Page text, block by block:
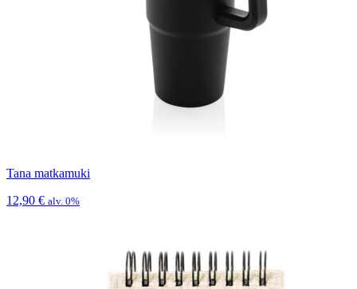
Tana matkamuki
12,90 € alv. 0%